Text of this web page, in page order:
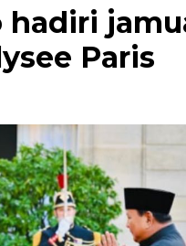
hadiri
Paris